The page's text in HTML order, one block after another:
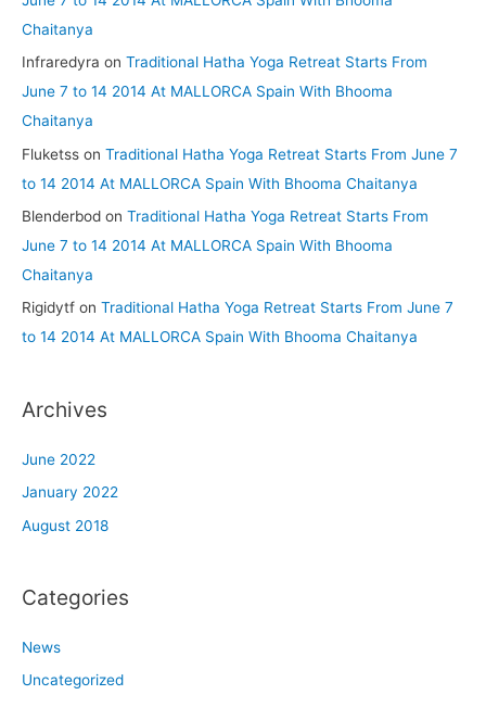
Chaitanya
Infraredyra on Traditional Hatha Yoga Retreat Starts From
June 7 to 14 2014 At MALLORCA Spain With Bhooma
Chaitanya
Fluketss on Traditional Hatha Yoga Retreat Starts From June 7
to 14 2014 At MALLORCA Spain With Bhooma Chaitanya
Blenderbod on Traditional Hatha Yoga Retreat Starts From
June 7 to 14 2014 At MALLORCA Spain With Bhooma
Chaitanya
Rigidytf on Traditional Hatha Yoga Retreat Starts From June 7
to 14 2014 At MALLORCA Spain With Bhooma Chaitanya
Archives
June 2022
January 2022
August 2018
Categories
News
Uncategorized